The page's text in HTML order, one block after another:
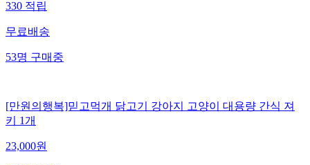
330 적립
무료배송
53명 구매중
[만원의행복]믿고먹개 닭고기 강아지 고양이 대용량 간식 져
키 1개
23,000원